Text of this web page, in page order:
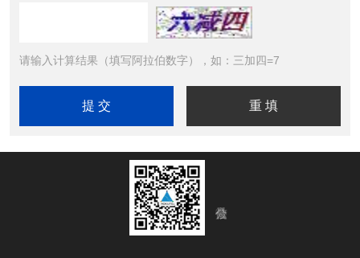
请输入计算结果（填写阿拉伯数字），如：三加四=7